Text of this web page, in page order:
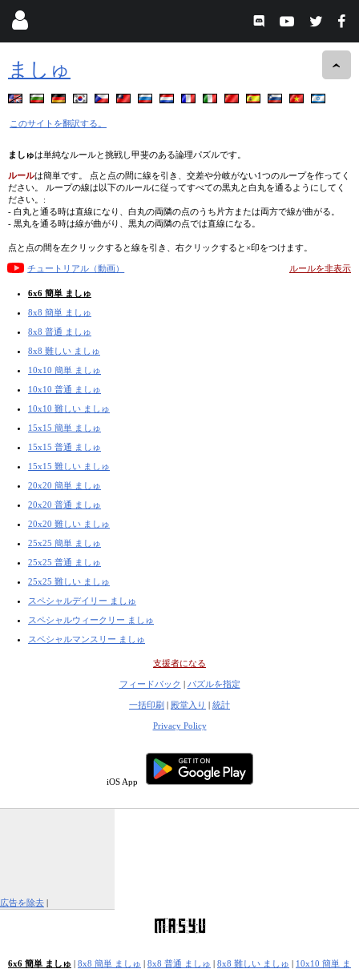
ましゅ
このサイトを翻訳する。
ましゅは単純なルールと挑戦し甲斐のある論理パズルです。
ルールは簡単です。 点と点の間に線を引き、交差や分岐がない1つのループを作ってく
ださい。 ループの線は以下のルールに従ってすべての黒丸と白丸を通るようにしてく
ださい。:
- 白丸と通る時は直線になり、白丸の両隣の点のうち片方または両方で線が曲がる。
- 黒丸を通る時は線が曲がり、黒丸の両隣の点では直線になる。
点と点の間を左クリックすると線を引き、右クリックすると×印をつけます。
チュートリアル（動画） ルールを非表示
6x6 簡単 ましゅ
8x8 簡単 ましゅ
8x8 普通 ましゅ
8x8 難しい ましゅ
10x10 簡単 ましゅ
10x10 普通 ましゅ
10x10 難しい ましゅ
15x15 簡単 ましゅ
15x15 普通 ましゅ
15x15 難しい ましゅ
20x20 簡単 ましゅ
20x20 普通 ましゅ
20x20 難しい ましゅ
25x25 簡単 ましゅ
25x25 普通 ましゅ
25x25 難しい ましゅ
スペシャルデイリー ましゅ
スペシャルウィークリー ましゅ
スペシャルマンスリー ましゅ
支援者になる
フィードバック | パズルを指定
一括印刷 | 殿堂入り | 統計
Privacy Policy
iOS App
広告を除去 |
6x6 簡単 ましゅ | 8x8 簡単 ましゅ | 8x8 普通 ましゅ | 8x8 難しい ましゅ | 10x10 簡単 ま